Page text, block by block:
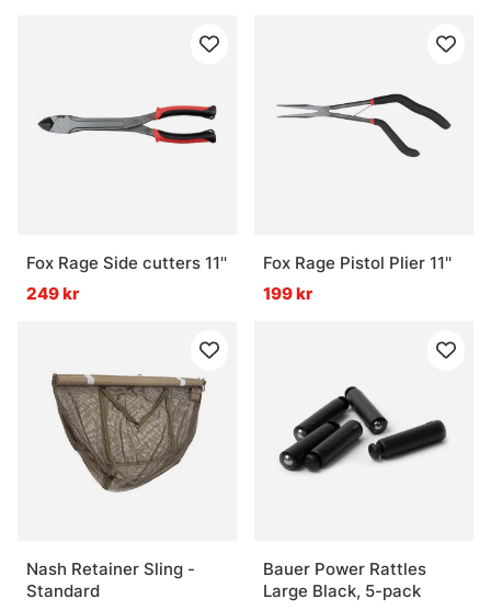
Vad är viktigt att tänka på i saltvatten?
Fox Rage Side cutters 11''
249 kr
Fox Rage Pistol Plier 11''
199 kr
Nash Retainer Sling -
Standard
Bauer Power Rattles
Large Black, 5-pack